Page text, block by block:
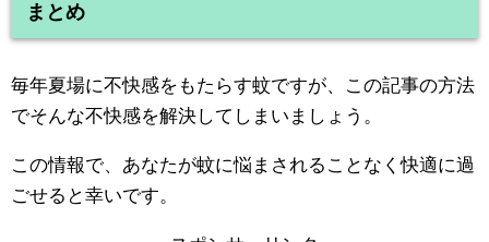
まとめ
毎年夏場に不快感をもたらす蚊ですが、この記事の方法
でそんな不快感を解決してしまいましょう。
この情報で、あなたが蚊に悩まされることなく快適に過
ごせると幸いです。